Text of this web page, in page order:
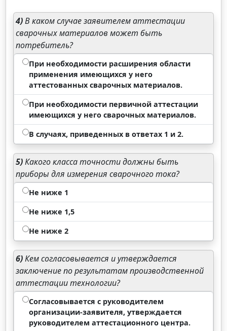
4)В каком случае заявителем аттестации
сварочных материалов может быть
потребитель?
При необходимости расширения области
применения имеющихся у него
аттестованных сварочных материалов.
При необходимости первичной аттестации
имеющихся у него сварочных материалов.
В случаях, приведенных в ответах 1 и 2.
5)Какого класса точности должны быть
приборы для измерения сварочного тока?
Не ниже 1
Не ниже 1,5
Не ниже 2
6)Кем согласовывается и утверждается
заключение по результатам производственной
аттестации технологии?
Согласовывается с руководителем
организации-заявителя, утверждается
руководителем аттестационного центра.